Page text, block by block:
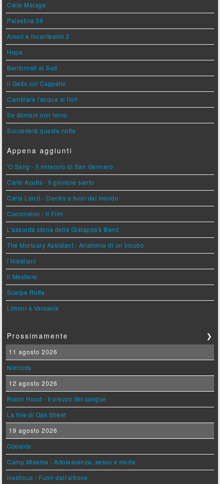
Calle Malaga
Palestina 36
Amori e Incantesimi 2
Hope
Bentornati al Sud
Il Gatto col Cappello
Cambiare l'acqua ai fiori
Se domani non torno
Succederà questa notte
Appena aggiunti
'O Sang - Il miracolo di San Gennaro
Carlo Acutis - Il giovane santo
Carla Lonzi - Dentro e fuori dal mondo
Cocomelon - Il Film
L'assurda storia della Gialappa's Band
The Mortuary Assistant - Anatomia di un Incubo
I Nisidiani
Il Mestiere
Scarpe Rotte
Limoni a Varsavia
Prossimamente ❯
11 agosto 2026
Nimrods
12 agosto 2026
Robin Hood - Il prezzo del sangue
La fine di Oak Street
19 agosto 2026
Oceania
Camp Miasma - Adolescenza, sesso e morte
Insidious - Fuori dall'altrove